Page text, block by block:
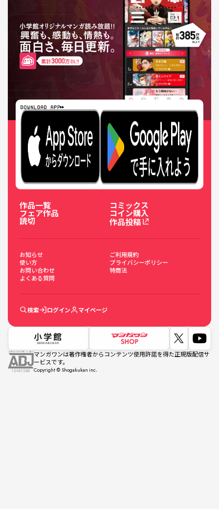
作品一覧
フェア作品
読切
コミックス
コイン購入
作品投稿
お知らせ
使い方
お問い合わせ
よくある質問
ご利用規約
プライバシーポリシー
特商法
検索 ログイン マイページ
マンガワンは著作権者からコンテンツ使用許諾を得た正規版配信サ
ービスです。
Copyright © Shogakukan inc.